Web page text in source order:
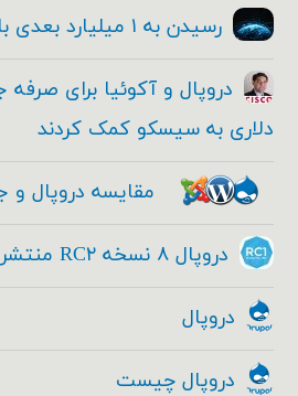
رسیدن به ۱ میلیارد بعدی با دروپال
دلاری به سیسکو کمک کردند
مقایسه دروپال و
دروپال ۸ نسخه RC۲ منتشر شد - Drupal ۸ RC۱
دروپال
دروپال چیست